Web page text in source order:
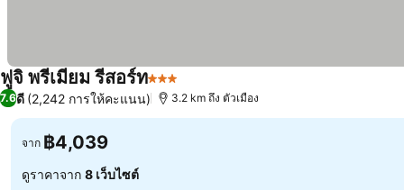
ฟูจิ พรีเมียม รีสอร์ท3 ดาว
7.6ดี (2,242 การให้คะแนน) 3.2 km ถึง ตัวเมือง
จาก ฿4,039
ดูราคาจาก 8 เว็บไซต์